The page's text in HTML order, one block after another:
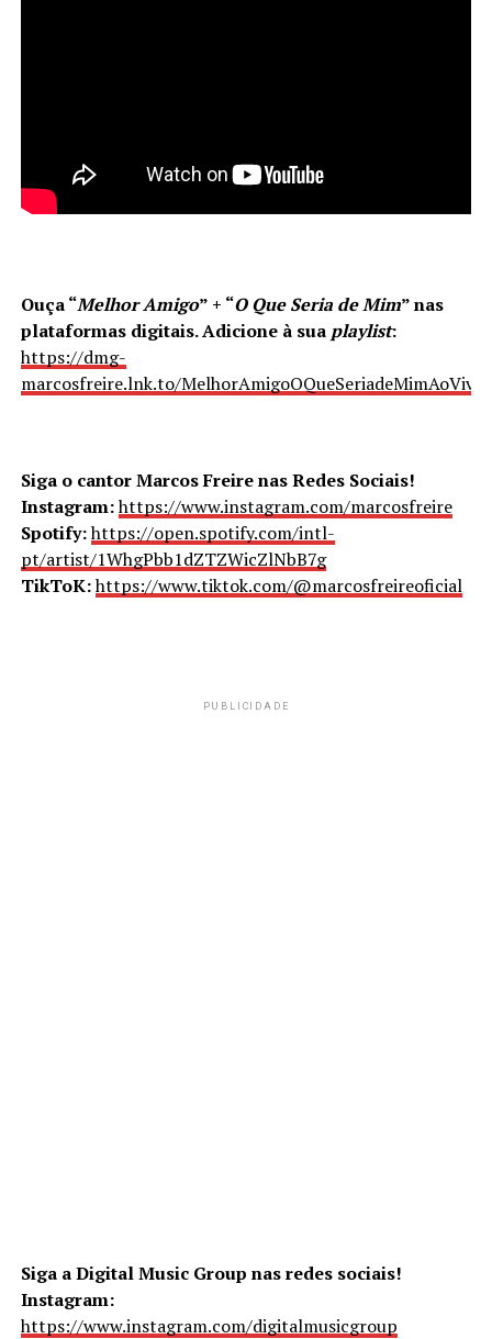
Ouça “Melhor Amigo” + “O Que Seria de Mim” nas
plataformas digitais. Adicione à sua playlist:
https://dmg-
marcosfreire.lnk.to/MelhorAmigoOQueSeriadeMimAoVivo
Siga o cantor Marcos Freire nas Redes Sociais!
Instagram:https://www.instagram.com/marcosfreire
Spotify:https://open.spotify.com/intl-
pt/artist/1WhgPbb1dZTZWicZlNbB7g
TikToK:https://www.tiktok.com/@marcosfreireoficial
PUBLICIDADE
Siga a Digital Music Group nas redes sociais!
Instagram:
https://www.instagram.com/digitalmusicgroup